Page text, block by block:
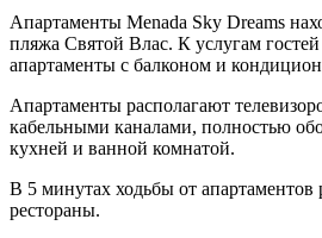
Апартаменты Menada Sky Dreams
пляжа Святой Влас. К услугам
апартаменты с балконом и
Апартаменты располагают
кабельными каналами, полностью
кухней и ванной комнатой.
В 5 минутах ходьбы от апартаментов
рестораны.